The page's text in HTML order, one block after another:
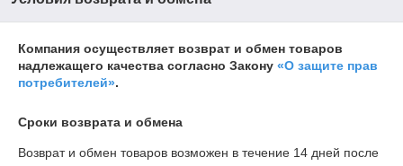
Компания осуществляет возврат и обмен товаров
надлежащего качества согласно Закону «О защите прав
потребителей».
Сроки возврата и обмена
Возврат и обмен товаров возможен в течение 14 дней после